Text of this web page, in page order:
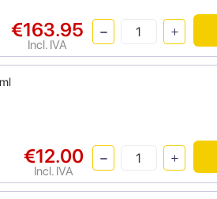
€163.95
Incl. IVA
€12.00
Incl. IVA